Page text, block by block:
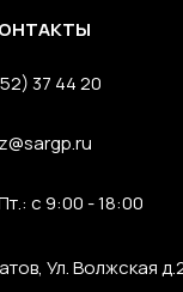
Ул. Волжская
37 44 20
с 9:00 - 18:00